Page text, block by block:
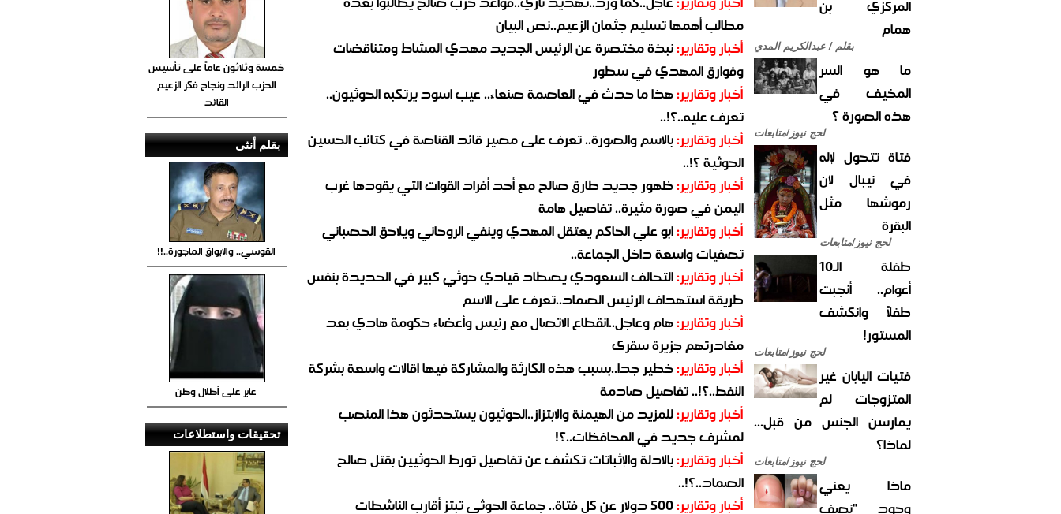
المركزي بن
همام
بقلم / عبدالكريم المدي
ما هو السر
المخيف في
هذه الصورة ؟
لحج نيوز/متابعات
فتاة تتحول لإله
في نيبال لأن
رموشها مثل
البقرة
لحج نيوز/متابعات
طفلة الـ10
أعوام.. أنجبت
طفلاً وانكشف
المستور!
لحج نيوز/متابعات
فتيات اليابان غير
المتزوجات لم
يمارسن الجنس من قبل...
لماذا؟
لحج نيوز/متابعات
ماذا يعني
وجود "نصف
مطالب أهمها تسليم جثمان الزعيم..نص البيان
أخبار وتقارير:نبذة مختصرة عن الرئيس الجديد مهدي المشاط ومتناقضات
وفوارق المهدي في سطور
أخبار وتقارير:هذا ما حدث في العاصمة صنعاء.. عيب اسود يرتكبه الحوثيون..
تعرف عليه..؟!..
أخبار وتقارير:بالاسم والصورة.. تعرف على مصير قائد القناصة في كتائب الحسين
الحوثية ؟!..
أخبار وتقارير:ظهور جديد طارق صالح مع أحد أفراد القوات التي يقودها غرب
اليمن في صورة مثيرة.. تفاصيل هامة
أخبار وتقارير:ابو علي الحاكم يعتقل المهدي وينفي الروحاني ويلاحق الحصباني
تصفيات واسعة داخل الجماعة..
أخبار وتقارير:التحالف السعودي يصطاد قيادي حوثي كبير في الحديدة بنفس
طريقة استهداف الرئيس الصماد..تعرف على الاسم
أخبار وتقارير:هام وعاجل..انقطاع الاتصال مع رئيس وأعضاء حكومة هادي بعد
مغادرتهم جزيرة سقرى
أخبار وتقارير:خطير جدا..بسبب هذه الكارثة والمشاركة فيها اقالات واسعة بشركة
النفط..؟!.. تفاصيل صادمة
أخبار وتقارير:للمزيد من الهيمنة والابتزاز..الحوثيون يستحدثون هذا المنصب
لمشرف جديد في المحافظات..؟!
أخبار وتقارير:بالادلة والإثباتات تكشف عن تفاصيل تورط الحوثيين بقتل صالح
الصماد..؟!..
أخبار وتقارير:
500 دولار عن كل فتاة.. جماعة الحوثي تبتز أقارب الناشطات
خمسة وثلاثون عاماً على تأسيس
الحزب الرائد ونجاح فكر الزعيم
القائد
بقلم أنثى
القوسي.. والابواق الماجورة..!!
عابر على أطلال وطن
تحقيقات واستطلاعات